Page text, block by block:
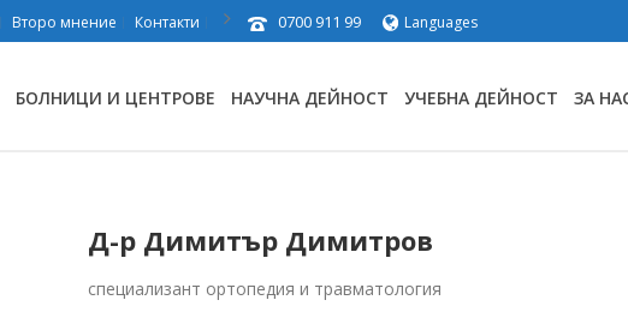
Второ мнение Контакти 0700 911 99 Languages
БОЛНИЦИ И ЦЕНТРОВЕ НАУЧНА ДЕЙНОСТ УЧЕБНА ДЕЙНОСТ ЗА
Д-р Димитър Димитров
специализант ортопедия и травматология